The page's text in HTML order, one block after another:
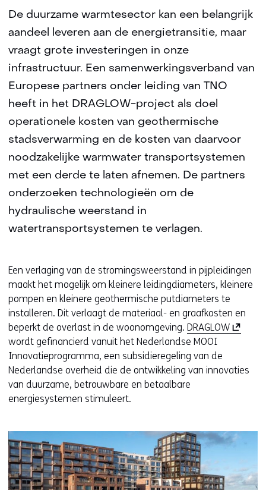
De duurzame warmtesector kan een belangrijk
aandeel leveren aan de energietransitie, maar
vraagt grote investeringen in onze
infrastructuur. Een samenwerkingsverband van
Europese partners onder leiding van TNO
heeft in het DRAGLOW-project als doel
operationele kosten van geothermische
stadsverwarming en de kosten van daarvoor
noodzakelijke warmwater transportsystemen
met een derde te laten afnemen. De partners
onderzoeken technologieën om de
hydraulische weerstand in
watertransportsystemen te verlagen.
Een verlaging van de stromingsweerstand in pijpleidingen
maakt het mogelijk om kleinere leidingdiameters, kleinere
pompen en kleinere geothermische putdiameters te
installeren. Dit verlaagt de materiaal- en graafkosten en
beperkt de overlast in de woonomgeving. DRAGLOW(
e
n
u
wordt gefinancierd vanuit het Nederlandse MOOI
Innovatieprogramma, een subsidieregeling van de
Nederlandse overheid die de ontwikkeling van innovaties
van duurzame, betrouwbare en betaalbare
energiesystemen stimuleert.